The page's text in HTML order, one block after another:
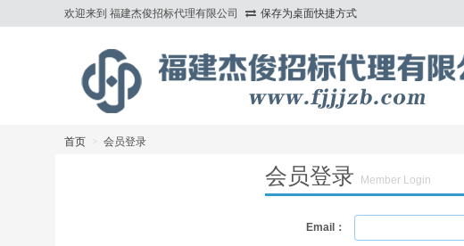
欢迎来到 福建杰俊招标代理有限公司 保存为桌面快捷方式
首页 > 会员登录
会员登录 Member Login
Email：